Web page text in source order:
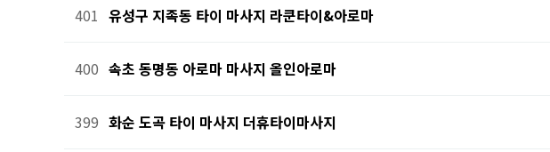
401 유성구 지족동 타이 마사지 라쿤타이&아로마
400 속초 동명동 아로마 마사지 올인아로마
399 화순 도곡 타이 마사지 더휴타이마사지